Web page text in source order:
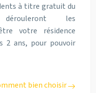
à titre gratuit du
les
votre résidence
2 ans, pour pouvoir
bien choisir